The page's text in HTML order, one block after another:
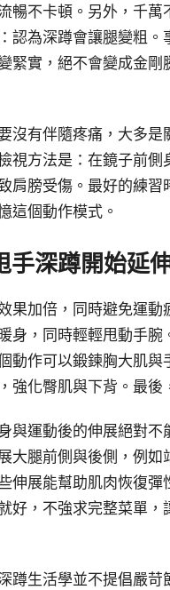
暢不卡頓。另外，千
認為深蹲會讓腿變粗
緊實，絕不會變成金
有伴隨疼痛，大多是
視方法是：在鏡子前
肩膀受傷。最好的練
這個動作模式。
手深蹲開始延
果加倍，同時避免運
身，同時輕輕甩動手
動作可以鍛鍊胸大肌
化臀肌與下背。最後
與運動後的伸展絕對
腿前側與後側，例如
伸展能幫助肌肉恢復
好，不強求完整菜單
蹲生活學並不提倡嚴